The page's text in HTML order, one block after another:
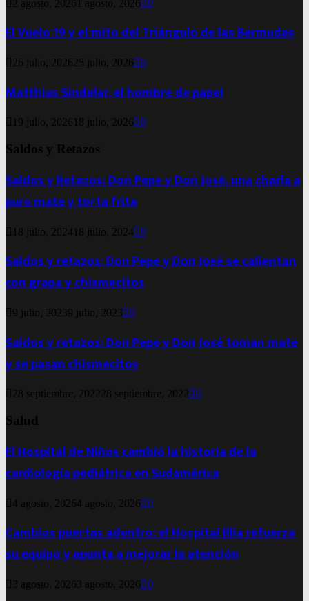
2 agosto, 2026 1 agosto, 2026 0
El Vuelo 19 y el mito del Triángulo de las Bermudas
26 julio, 2026 25 julio, 2026 0
Matthias Sindelar, el hombre de papel
19 julio, 2026 18 julio, 2026 0
Saldos y Retazos
Saldos y Retazos: Don Pepe y Don José, una charla a
puro mate y torta frita
18 julio, 2024 18 julio, 2024 0
Saldos y retazos: Don Pepe y Don José se calientan
con grapa y chismecitos
9 julio, 20239 julio, 2023 0
Saldos y retazos: Don Pepe y Don José toman mate
y se pasan chismecitos
28 septiembre, 202228 septiembre, 2022 0
Salud
El Hospital de Niños cambió la historia de la
cardiología pediátrica en Sudamérica
4 agosto, 20264 agosto, 2026 0
Cambios puertas adentro: el Hospital Illia refuerza
su equipo y apunta a mejorar la atención
3 agosto, 2026 3 agosto, 2026 0